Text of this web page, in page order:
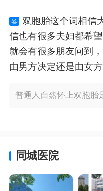
答
双胞胎这个词相信
信也有很多夫妇都希
就会有很多朋友问到
由男方决定还是由女
普通人自然怀上双胞胎
同城医院